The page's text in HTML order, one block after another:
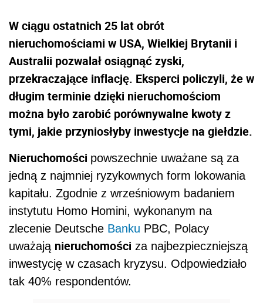
W ciągu ostatnich 25 lat obrót
nieruchomościami w USA, Wielkiej Brytanii i
Australii pozwalał osiągnąć zyski,
przekraczające inflację. Eksperci policzyli, że w
długim terminie dzięki nieruchomościom
można było zarobić porównywalne kwoty z
tymi, jakie przyniosłyby inwestycje na giełdzie.
Nieruchomości powszechnie uważane są za
jedną z najmniej ryzykownych form lokowania
kapitału. Zgodnie z wrześniowym badaniem
instytutu Homo Homini, wykonanym na
zlecenie Deutsche Banku PBC, Polacy
uważają nieruchomości za najbezpieczniejszą
inwestycję w czasach kryzysu. Odpowiedziało
tak 40% respondentów.